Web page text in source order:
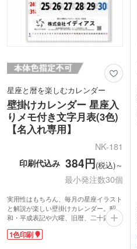
星座と暦を楽しむカレンダー
壁掛けカレンダー 星座入
りメモ付き文字月表(3色)
【名入れ専用】
NK-181
印刷代込み 384円(税込)～
最小発注数30個
実用性はもちろん、毎月の星座イラスト
と解説が楽しい壁掛けカレンダー。昭
和・平成表記や六曜、旧暦、二十四節
気、九星、六十干支まで網羅された暦情
報が満載。さらに、月ごとの行事や季節
1色印刷